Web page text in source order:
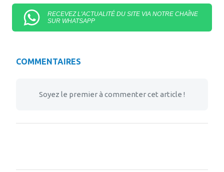
RECEVEZ L'ACTUALITÉ DU SITE VIA NOTRE CHAÎNE
SUR WHATSAPP
COMMENTAIRES
Soyez le premier à commenter cet article !